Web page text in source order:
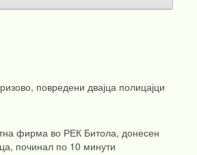
повредени двајца полицајци
фирма во РЕК Битола, донесен
починал по 10 минути